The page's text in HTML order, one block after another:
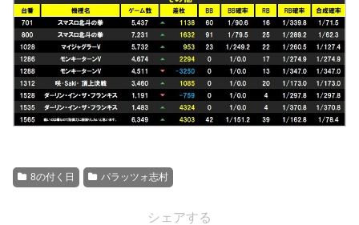
8の付く日 パラッツォ志村
シェアする